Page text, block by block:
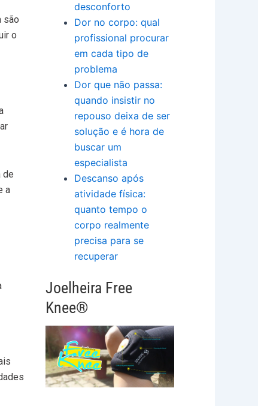
são
o
de
a
desconforto
Dor no corpo: qual
profissional procurar
em cada tipo de
problema
Dor que não passa:
quando insistir no
repouso deixa de ser
solução e é hora de
buscar um
especialista
Descanso após
atividade física:
quanto tempo o
corpo realmente
precisa para se
recuperar
Joelheira Free
Knee®